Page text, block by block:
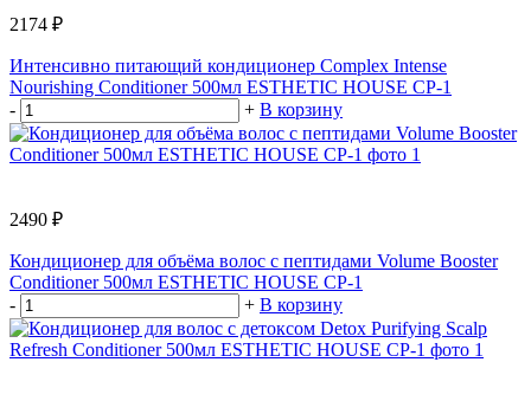
2174 ₽
Интенсивно питающий кондиционер Complex Intense
Nourishing Conditioner 500мл ESTHETIC HOUSE CP-1
-
+ В корзину
2490 ₽
Кондиционер для объёма волос с пептидами Volume Booster
Conditioner 500мл ESTHETIC HOUSE CP-1
-
+ В корзину